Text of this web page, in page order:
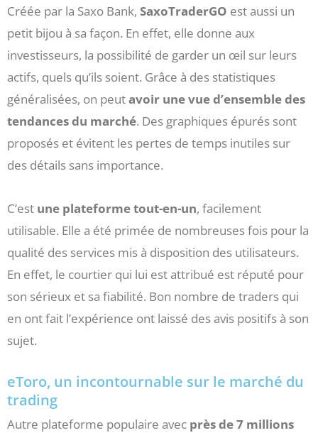
Créée par la Saxo Bank, SaxoTraderGO est aussi un
petit bijou à sa façon. En effet, elle donne aux
investisseurs, la possibilité de garder un œil sur leurs
actifs, quels qu’ils soient. Grâce à des statistiques
généralisées, on peutavoir une vue d’ensemble des
tendances du marché. Des graphiques épurés sont
proposés et évitent les pertes de temps inutiles sur
des détails sans importance.
C’est une plateforme tout-en-un, facilement
utilisable. Elle a été primée de nombreuses fois pour la
qualité des services mis à disposition des utilisateurs.
En effet, le courtier qui lui est attribué est réputé pour
son sérieux et sa fiabilité. Bon nombre de traders qui
en ont fait l’expérience ont laissé des avis positifs à son
sujet.
eToro, un incontournable sur le marché du
trading
Autre plateforme populaire avec près de 7 millions